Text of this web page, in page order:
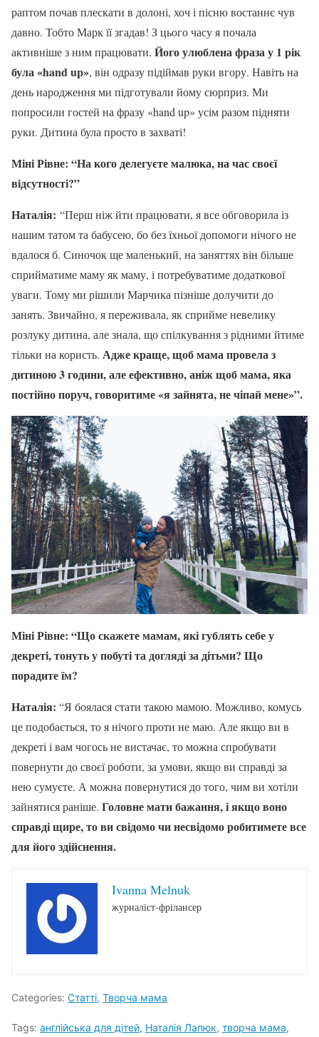
раптом почав плескати в долоні, хоч і пісню востаннє чув
давно. Тобто Марк її згадав! З цього часу я почала
активніше з ним працювати. Його улюблена фраза у 1 рік
була «hand up», він одразу підіймав руки вгору. Навіть на
день народження ми підготували йому сюрприз. Ми
попросили гостей на фразу «hand up» усім разом підняти
руки. Дитина була просто в захваті!
Міні Рівне: “На кого делегуєте малюка, на час своєї
відсутності?”
Наталія: “Перш ніж йти працювати, я все обговорила із
нашим татом та бабусею, бо без їхньої допомоги нічого не
вдалося б. Синочок ще маленький, на заняттях він більше
сприйматиме маму як маму, і потребуватиме додаткової
уваги. Тому ми рішили Марчика пізніше долучити до
занять. Звичайно, я переживала, як сприйме невелику
розлуку дитина, але знала, що спілкування з рідними йтиме
тільки на користь. Адже краще, щоб мама провела з
дитиною 3 години, але ефективно, аніж щоб мама, яка
постійно поруч, говоритиме «я зайнята, не чіпай мене»”.
Міні Рівне: “Що скажете мамам, які гублять себе у
декреті, тонуть у побуті та догляді за дітьми? Що
порадите їм?
Наталія: “Я боялася стати такою мамою. Можливо, комусь
це подобається, то я нічого проти не маю. Але якщо ви в
декреті і вам чогось не вистачає, то можна спробувати
повернути до своєї роботи, за умови, якщо ви справді за
нею сумуєте. А можна повернутися до того, чим ви хотіли
зайнятися раніше. Головне мати бажання, і якщо воно
справді щире, то ви свідомо чи несвідомо робитимете все
для його здійснення.
Ivanna Melnuk
журналіст-фрілансер
Categories: Статті, Творча мама
Tags: англійська для дітей, Наталія Лапюк, творча мама,